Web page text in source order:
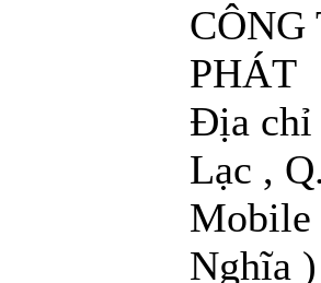
PHÁT
Địa chỉ
Lạc ,
Mobile
Nghĩa )